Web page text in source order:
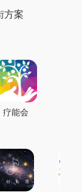
方案
疗能会